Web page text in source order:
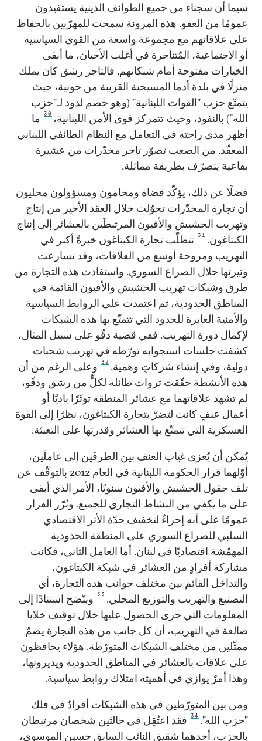
سيما أن سجناء من جميع الطوائف الدينية يستفيدون
عمومًا من العفو. هذه المرونة سمحت للمهرّبين بالحفاظ
على علاقاتهم مع مجموعة واسعة من القوى السياسية
أو الاجتماعية، المُتناحرة في أغلب الأحيان، ما أبقى
الخيارات مفتوحة أمام شبكاتهم. فالتاجر رشق كان يملك
منزلًا في بلدة أدما المسيحية القريبة من جونية، حيث
يتمتّع حزب "القوات اللبنانية" (وهو خصم لدود لـ"حزب
الله") بالنفوذ، وحيث تتمركز قوى الأمن اللبنانية، 30 ما
أظهر مدى راحته في التعامل مع النظام الطائفي اللبناني
المعقّد. من الصعب تصوّر تاجر مخدّرات من عشيرة
بقاعية يتصرّف بطريقة مماثلة.
فضلًا عن ذلك، يؤكّد قضاة ومحامون ومسؤولون محليون
أن تجارة المخدّرات تحوّلت خلال العقد الأخير من إنتاج
وتهريب الحشيش والأفيون المرتبطَين بالعشائر إلى إنتاج
الكبتاغون. 31 تتطلّب تجارة الكبتاغون خبرةً أكبر في
التهريب ومروحة أوسع من العلاقات، وقد تسارعت
وتيرتها خلال الصراع السوري. واستفادت هذه التجارة من
طرق وشبكات تهريب الحشيش والأفيون القائمة في
المناطق الحدودية، ثم اعتمدت على الروابط السياسية
والأمنية العابرة للحدود التي تتمتّع بها هذه الشبكات
لإكمال دورة التهريب. ففي قضية دقّو على سبيل المثال،
كشفت جلسات استجوابه تورّطه في تهريب شحنات
دولية، وفي إنشاء شركاتٍ وهمية. 32 وعلى الرغم من أن
هذه الأنشطة حقّقت ثروات طائلة لكلٍّ من رشق ودقّو،
لم تشهد علاقاتهما مع عشائر المنطقة توتّرًا باديًا أو
أعمال عنفٍ كانت لتضرّ بتجارة الكبتاغون، نظرًا إلى القوة
العسكرية التي تتمتّع بها العشائر وقدرتها على التعبئة.
يُمكن أن يُعزى غياب العنف بين الطرفَين إلى عاملَين،
أوّلهما قرار الحكومة اللبنانية في العام 2012 بالتوقّف عن
تلف حقول الحشيش والأفيون سنويًا، الأمر الذي أبقى
على ما يكفي من النشاط التجاري للجميع. وبُرّر القرار
عمومًا على أنه إجراءٌ لتخفيف حدّة الأثر الاقتصادي
السلبي للصراع السوري على المنطقة الحدودية
المهمّشة اقتصاديًا في لبنان. أما العامل الثاني، فكانت
مشاركة أفرادٍ من العشائر في شبكة الكبتاغون،
والتداخل القائم بين مختلف جوانب هذه التجارة، أي
التصنيع والتهريب والتوزيع المحلي. 33 ويتّضح استنادًا إلى
المعلومات التي جرى الحصول عليها خلال توقيف خلايا
ضالعة في التهريب، أن كل جانب من هذه التجارة يضمّ
ممثّلين من مختلف الشبكات المتورّطة. هؤلاء يحافظون
على علاقات بالعشائر في المناطق الحدودية ويديرونها،
وهذا أمرٌ يوازي في أهميته امتلاك روابط سياسية.
ومن بين المتورّطين في هذه الشبكات أفرادٌ في فلك
"حزب الله". 34 فقد اعتُقِل في حالتَين شخصان مرتبطان
بالحزب، أحدهما شقيق النائب السابق حسين الموسوي،